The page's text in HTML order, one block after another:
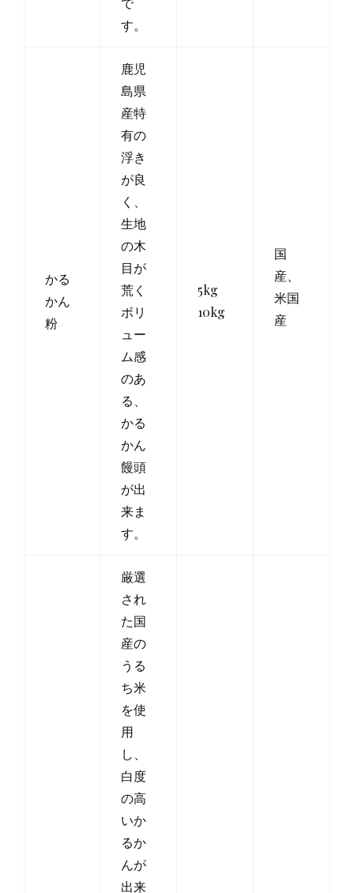
す。
かる
かん
粉
鹿児
島県
産特
有の
浮き
が良
く、
生地
の木
目が
荒く
ボリ
ュー
ム感
のあ
る、
かる
かん
饅頭
が出
来ま
す。
5kg
10kg
国
産、
米国
産
厳選
され
た国
産の
うる
ち米
を使
用
し、
白度
の高
いか
るか
んが
出来